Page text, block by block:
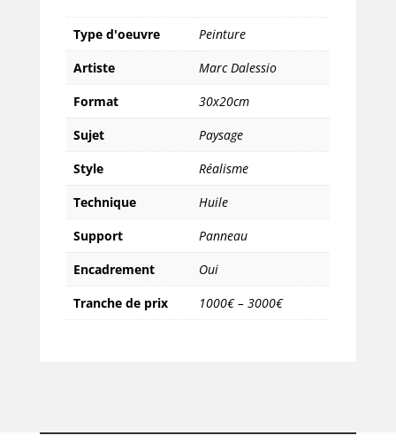
Type d'oeuvre
Peinture
Artiste
Marc Dalessio
Format
30x20cm
Sujet
Paysage
Style
Réalisme
Technique
Huile
Support
Panneau
Encadrement
Oui
Tranche de prix
1000€ – 3000€